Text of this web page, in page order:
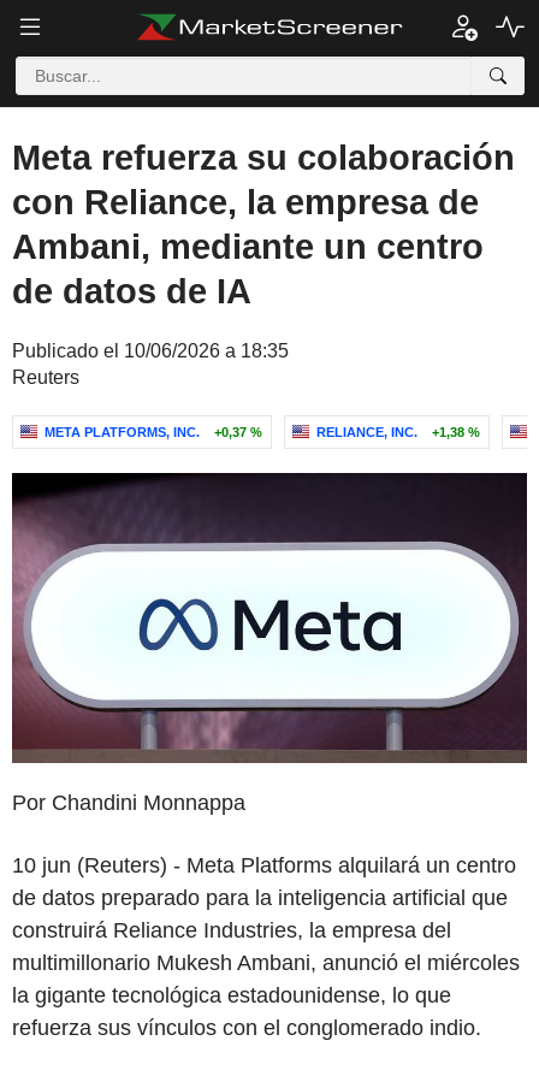
Meta refuerza su colaboración
con Reliance, la empresa de
Ambani, mediante un centro
de datos de IA
Publicado el 10/06/2026 a 18:35
Reuters
META PLATFORMS, INC. +0,37 % RELIANCE, INC. +1,38 %
Por Chandini Monnappa
10 jun (Reuters) - Meta Platforms alquilará un centro
de datos preparado para la inteligencia artificial que
construirá Reliance Industries, la empresa del
multimillonario Mukesh Ambani, anunció el miércoles
la gigante tecnológica estadounidense, lo que
refuerza sus vínculos con el conglomerado indio.